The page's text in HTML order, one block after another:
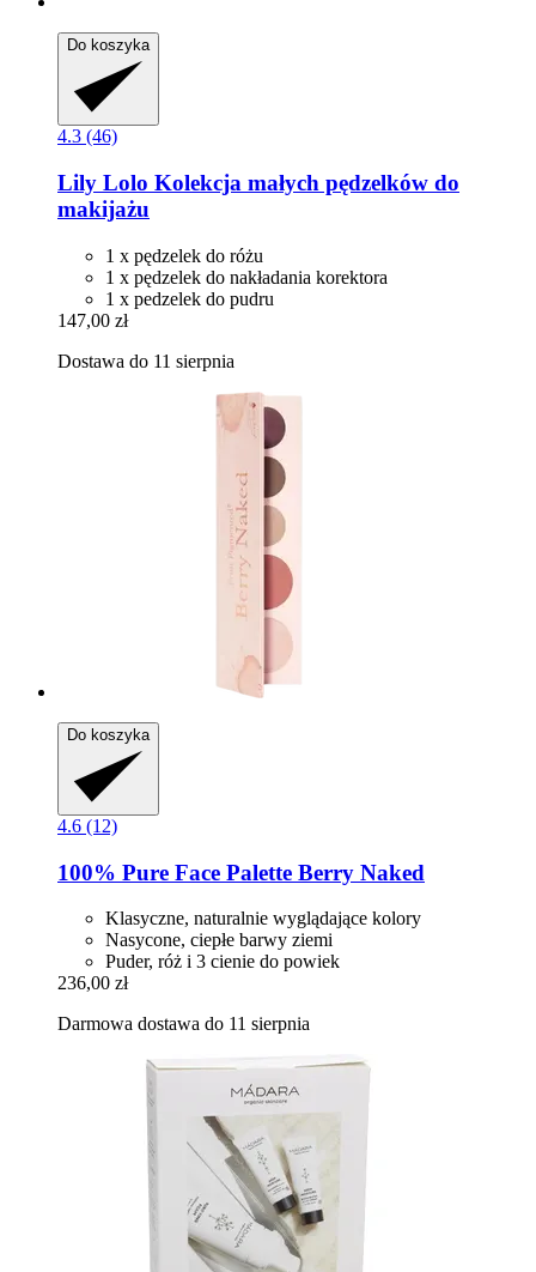
Do koszyka
4.3 (46)
Lily Lolo Kolekcja małych pędzelków do
makijażu
1 x pędzelek do różu
1 x pędzelek do nakładania korektora
1 x pedzelek do pudru
147,00 zł
Dostawa do 11 sierpnia
Do koszyka
4.6 (12)
100% Pure Face Palette Berry Naked
Klasyczne, naturalnie wyglądające kolory
Nasycone, ciepłe barwy ziemi
Puder, róż i 3 cienie do powiek
236,00 zł
Darmowa dostawa do 11 sierpnia